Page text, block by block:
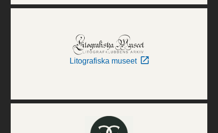
Litografiska museet